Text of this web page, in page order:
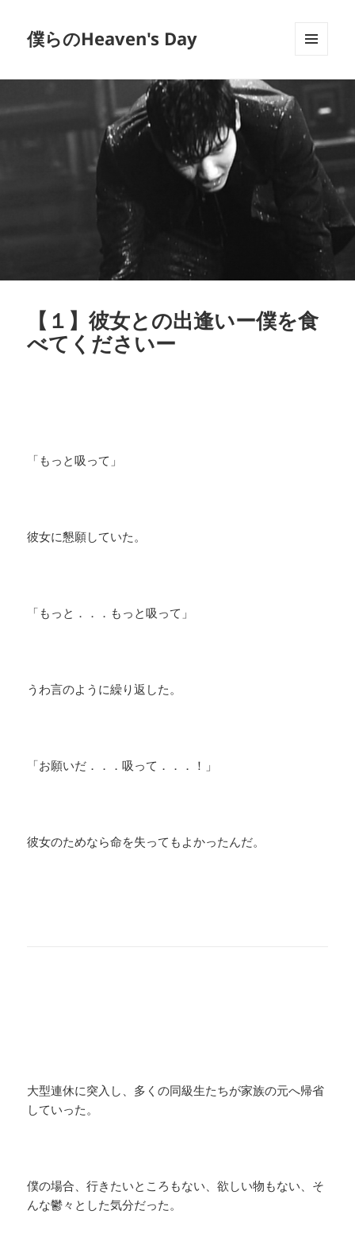
僕らのHeaven's Day
ーとウ
ット
【１】彼女との出逢いー僕を食
べてくださいー
「もっと吸って」
彼女に懇願していた。
「もっと．．．もっと吸って」
うわ言のように繰り返した。
「お願いだ．．．吸って．．．！」
彼女のためなら命を失ってもよかったんだ。
大型連休に突入し、多くの同級生たちが家族の元へ帰省
していった。
僕の場合、行きたいところもない、欲しい物もない、そ
んな鬱々とした気分だった。